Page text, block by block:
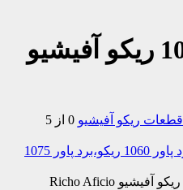
برد پاور 1060 1075 ریکو آفیشیو
قطعات ریکو آفیشیو 0 از 5
برد پاور،برد پاور ریکو،برد پاور 1060 ریکو،برد پاور 1075